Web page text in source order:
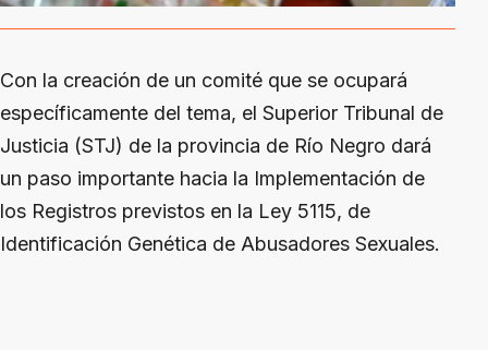
Con la creación de un comité que se ocupará
específicamente del tema, el Superior Tribunal de
Justicia (STJ) de la provincia de Río Negro dará
un paso importante hacia la Implementación de
los Registros previstos en la Ley 5115, de
Identificación Genética de Abusadores Sexuales.